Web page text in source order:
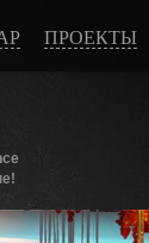
ПРОЕКТЫ